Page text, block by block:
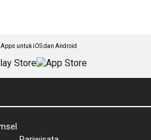
untuk iOS dan Android